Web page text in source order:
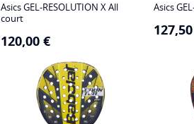
Asics GEL-RESOLUTION X All
court
120,00 €
Asics
127,50